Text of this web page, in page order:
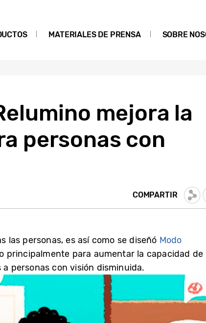
MATERIALES DE PRENSA SOBRE
mejora la
personas con
COMPARTIR
las personas, es así como se diseñó Modo
principalmente para aumentar la capacidad de
personas con visión disminuida.